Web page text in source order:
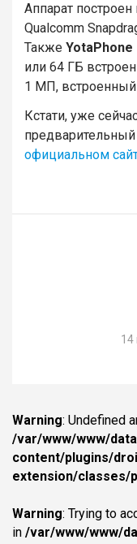
Аппарат
Qualcomm
Также YotaPhone
или 64 ГБ
1 МП, встроенный
Кстати, уже
предварительный
официальном
14
Warning: Undefined
/var/www/www/
content/plugins/
extension/classes/
Warning: Trying to
in /var/www/www/